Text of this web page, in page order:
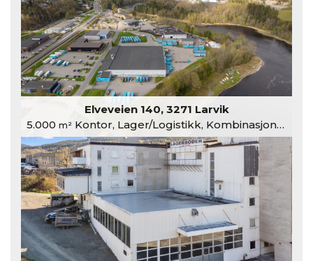
Elveveien 140, 3271 Larvik
5.000 m²Kontor, Lager/Logistikk, Kombinasjonslokaler